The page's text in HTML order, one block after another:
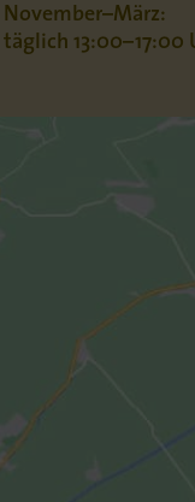
November–März:
täglich 13:00–17:00